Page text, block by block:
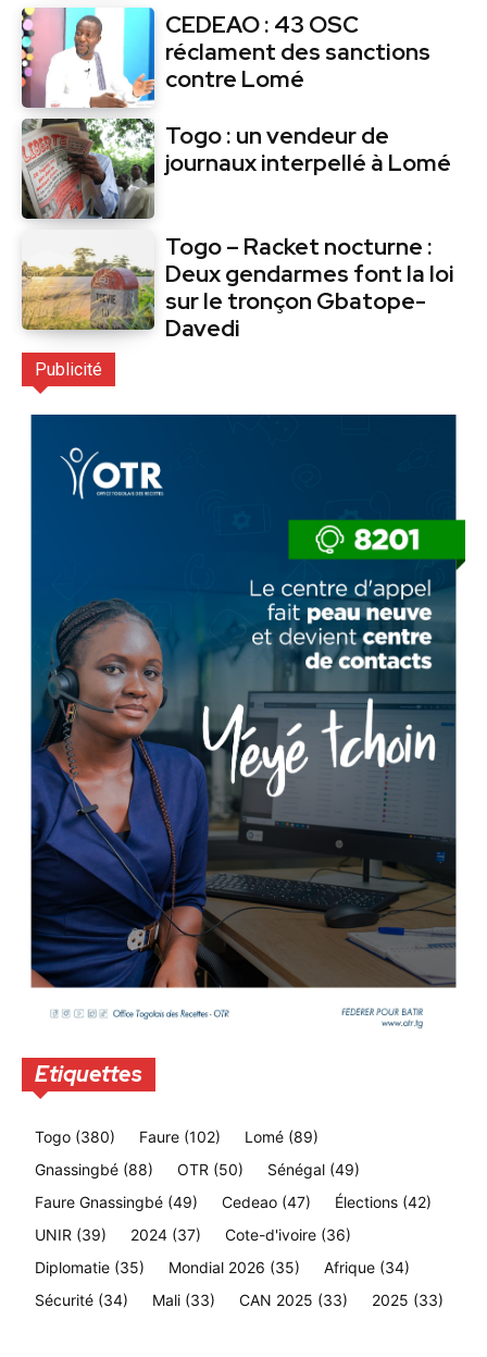
CEDEAO : 43 OSC
réclament des sanctions
contre Lomé
Togo : un vendeur de
journaux interpellé à Lomé
Togo – Racket nocturne :
Deux gendarmes font la loi
sur le tronçon Gbatope-
Davedi
Publicité
Etiquettes
Togo (380) Faure (102) Lomé (89)
Gnassingbé (88) OTR (50) Sénégal (49)
Faure Gnassingbé (49) Cedeao (47) Élections (42)
UNIR (39) 2024 (37) Cote-d'ivoire (36)
Diplomatie (35) Mondial 2026 (35) Afrique (34)
Sécurité (34) Mali (33) CAN 2025 (33) 2025 (33)